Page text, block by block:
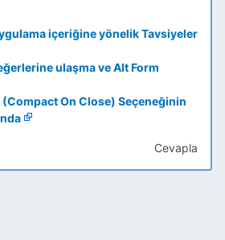
içeriğine yönelik Tavsiyeler
ulaşma ve Alt Form
(Compact On Close) Seçeneğinin
Cevapla